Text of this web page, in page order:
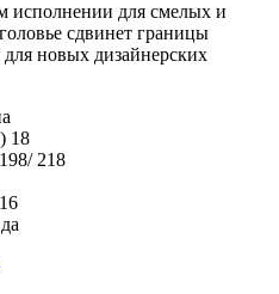
исполнении для смелых и
сдвинет границы
новых дизайнерских
18
218
да